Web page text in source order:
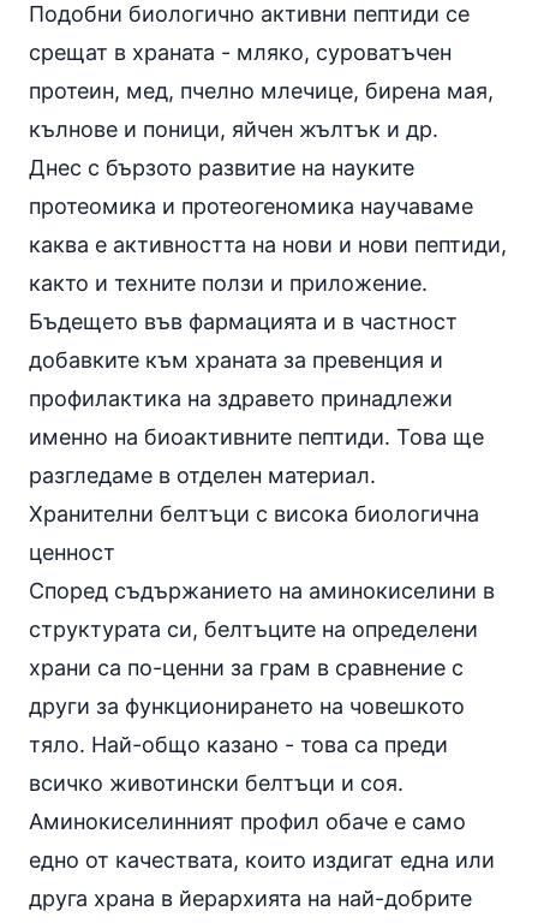
Подобни биологично активни пептиди се
срещат в храната - мляко, суроватъчен
протеин, мед, пчелно млечице, бирена мая,
кълнове и поници, яйчен жълтък и др.
Днес с бързото развитие на науките
протеомика и протеогеномика научаваме
каква е активността на нови и нови пептиди,
както и техните ползи и приложение.
Бъдещето във фармацията и в частност
добавките към храната за превенция и
профилактика на здравето принадлежи
именно на биоактивните пептиди. Това ще
разгледаме в отделен материал.
Хранителни белтъци с висока биологична
ценност
Според съдържанието на аминокиселини в
структурата си, белтъците на определени
храни са по-ценни за грам в сравнение с
други за функционирането на човешкото
тяло. Най-общо казано - това са преди
всичко животински белтъци и соя.
Аминокиселинният профил обаче е само
едно от качествата, които издигат една или
друга храна в йерархията на най-добрите